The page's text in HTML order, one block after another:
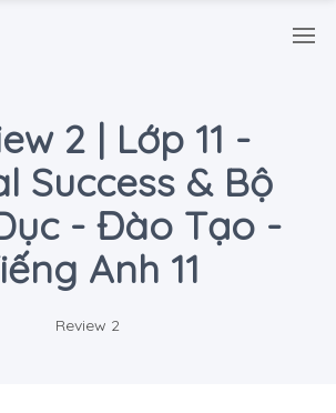
2 | Lớp 11 -
Success & Bộ
- Đào Tạo -
Anh 11
Review 2